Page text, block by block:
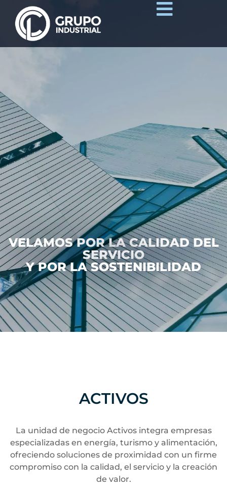
VELAMOS POR LA CALIDAD DEL
SERVICIO
Y POR LA SOSTENIBILIDAD
ACTIVOS
La unidad de negocio Activos integra empresas
especializadas en energía, turismo y alimentación,
ofreciendo soluciones de proximidad con un firme
compromiso con la calidad, el servicio y la creación
de valor.